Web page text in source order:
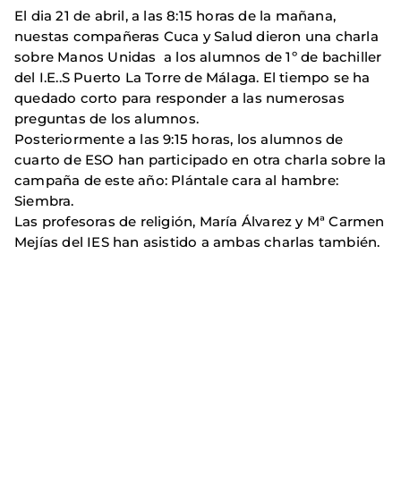
El dia 21 de abril, a las 8:15 horas de la mañana,
nuestas compañeras Cuca y Salud dieron una charla
sobre Manos Unidas a los alumnos de 1º de bachiller
del I.E..S Puerto La Torre de Málaga. El tiempo se ha
quedado corto para responder a las numerosas
preguntas de los alumnos.
Posteriormente a las 9:15 horas, los alumnos de
cuarto de ESO han participado en otra charla sobre la
campaña de este año: Plántale cara al hambre:
Siembra.
Las profesoras de religión, María Álvarez y Mª Carmen
Mejías del IES han asistido a ambas charlas también.